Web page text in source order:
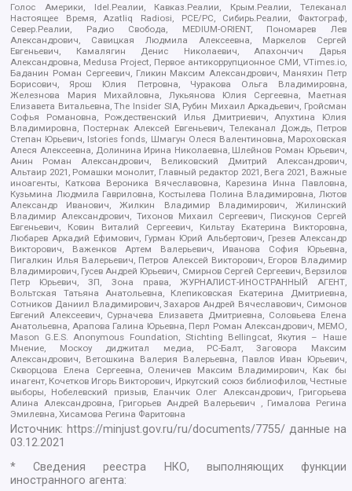
Голос Америки, Idel.Реалии, Кавказ.Реалии, Крым.Реалии, Телеканал
Настоящее Время, Azatliq Radiosi, PCE/PC, Сибирь.Реалии, Фактограф,
Север.Реалии, Радио Свобода, MEDIUM-ORIENT, Пономарев Лев
Александрович, Савицкая Людмила Алексеевна, Маркелов Сергей
Евгеньевич, Камалягин Денис Николаевич, Апахончич Дарья
Александровна, Medusa Project, Первое антикоррупционное СМИ, VTimes.io,
Баданин Роман Сергеевич, Гликин Максим Александрович, Маняхин Петр
Борисович, Ярош Юлия Петровна, Чуракова Ольга Владимировна,
Железнова Мария Михайловна, Лукьянова Юлия Сергеевна, Маетная
Елизавета Витальевна, The Insider SIA, Рубин Михаил Аркадьевич, Гройсман
Софья Романовна, Рождественский Илья Дмитриевич, Апухтина Юлия
Владимировна, Постернак Алексей Евгеньевич, Телеканал Дождь, Петров
Степан Юрьевич, Istories fonds, Шмагун Олеся Валентиновна, Мароховская
Алеся Алексеевна, Долинина Ирина Николаевна, Шлейнов Роман Юрьевич,
Анин Роман Александрович, Великовский Дмитрий Александрович,
Альтаир 2021, Ромашки монолит, Главный редактор 2021, Вега 2021, Важные
иноагенты, Каткова Вероника Вячеславовна, Карезина Инна Павловна,
Кузьмина Людмила Гавриловна, Костылева Полина Владимировна, Лютов
Александр Иванович, Жилкин Владимир Владимирович, Жилинский
Владимир Александрович, Тихонов Михаил Сергеевич, Пискунов Сергей
Евгеньевич, Ковин Виталий Сергеевич, Кильтау Екатерина Викторовна,
Любарев Аркадий Ефимович, Гурман Юрий Альбертович, Грезев Александр
Викторович, Важенков Артем Валерьевич, Иванова София Юрьевна,
Пигалкин Илья Валерьевич, Петров Алексей Викторович, Егоров Владимир
Владимирович, Гусев Андрей Юрьевич, Смирнов Сергей Сергеевич, Верзилов
Петр Юрьевич, ЗП, Зона права, ЖУРНАЛИСТ-ИНОСТРАННЫЙ АГЕНТ,
Вольтская Татьяна Анатольевна, Клепиковская Екатерина Дмитриевна,
Сотников Даниил Владимирович, Захаров Андрей Вячеславович, Симонов
Евгений Алексеевич, Сурначева Елизавета Дмитриевна, Соловьева Елена
Анатольевна, Арапова Галина Юрьевна, Перл Роман Александрович, МЕМО,
Mason G.E.S. Anonymous Foundation, Stichting Bellingcat, Якутия – Наше
Мнение, Москоу диджитал медиа, РС-Балт, Заговора Максим
Александрович, Ветошкина Валерия Валерьевна, Павлов Иван Юрьевич,
Скворцова Елена Сергеевна, Оленичев Максим Владимирович, Как бы
инагент, Кочетков Игорь Викторович, Иркутский союз библиофилов, Честные
выборы, Нобелевский призыв, Еланчик Олег Александрович, Григорьева
Алина Александровна, Григорьев Андрей Валерьевич , Гималова Регина
Эмилевна, Хисамова Регина Фаритовна
Источник: https://minjust.gov.ru/ru/documents/7755/ данные на
03.12.2021
* Сведения реестра НКО, выполняющих функции
иностранного агента: